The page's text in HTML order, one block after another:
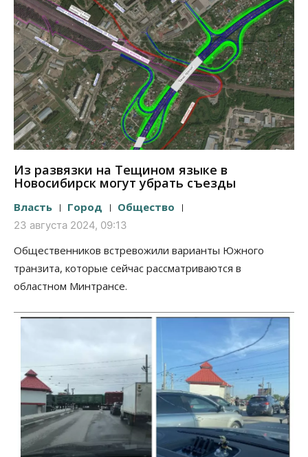
Из развязки на Тещином языке в
Новосибирск могут убрать съезды
Власть Город Общество
23 августа 2024, 09:13
Общественников встревожили варианты Южного
транзита, которые сейчас рассматриваются в
областном Минтрансе.